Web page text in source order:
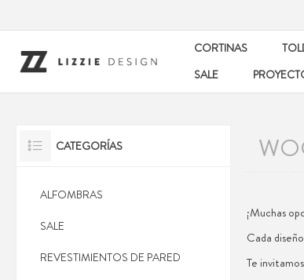
CORTINAS
SALE
¡Muchas
Cada
Te
CATEGORÍAS
ALFOMBRAS
SALE
REVESTIMIENTOS DE PARED